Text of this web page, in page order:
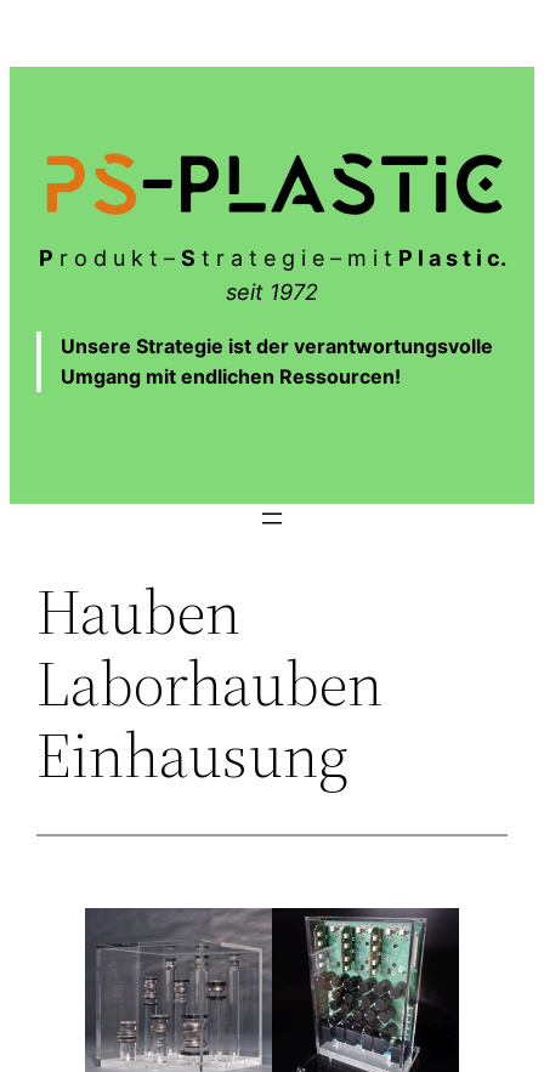
P r o d u k t – S t r a t e g i e – m i t P l a s t i c.
seit 1972
Unsere Strategie ist der verantwortungsvolle
Umgang mit endlichen Ressourcen!
Hauben
Laborhauben
Einhausung